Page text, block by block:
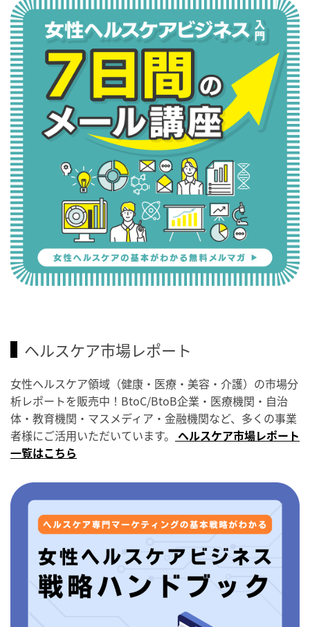
ヘルスケア市場レポート
女性ヘルスケア領域（健康・医療・美容・介護）の市場分
析レポートを販売中！BtoC/BtoB企業・医療機関・自治
体・教育機関・マスメディア・金融機関など、多くの事業
者様にご活用いただいています。 ヘルスケア市場レポート
一覧はこちら